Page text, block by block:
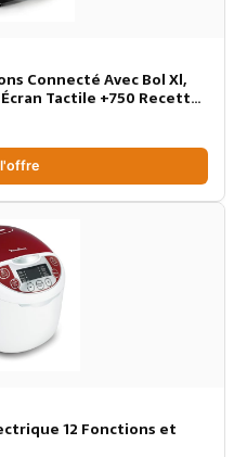
Connecté Avec Bol Xl,
Tactile +750 Recettes
12 Fonctions et